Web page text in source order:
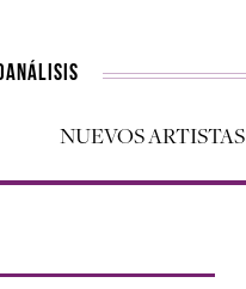
NUEVOS ARTISTAS